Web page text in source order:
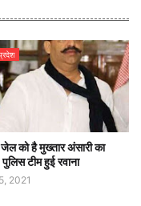
जेल को है मुख्तार अंसारी का
टीम हुई रवाना
2021